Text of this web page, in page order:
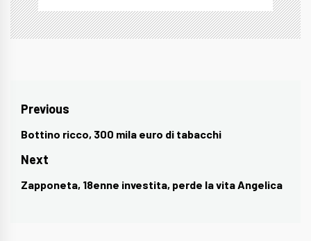
Navigazione
articoli
Previous
Previous
post:
Bottino ricco, 300 mila euro di tabacchi
Next
Next
Zapponeta, 18enne investita, perde la vita Angelica